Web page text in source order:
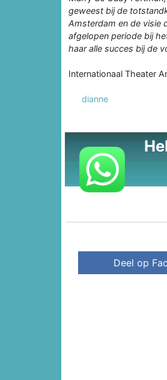
geweest bij de
Amsterdam en de visie
afgelopen periode bij
haar alle succes bij de
Internationaal Theater
dianne
Deel op